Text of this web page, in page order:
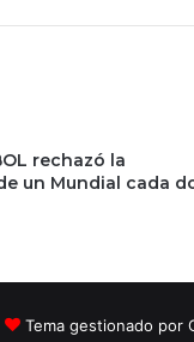
rechazó la
un Mundial cada
Tema gestionado por